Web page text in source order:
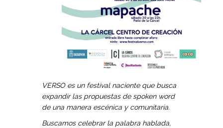
VERSO es un festival naciente que busca
expandir las propuestas de spoken word
de una manera escénica y comunitaria.
Buscamos celebrar la palabra hablada,